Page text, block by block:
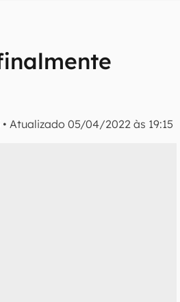
•Atualizado05/04/2022 às 19:15
em primeira